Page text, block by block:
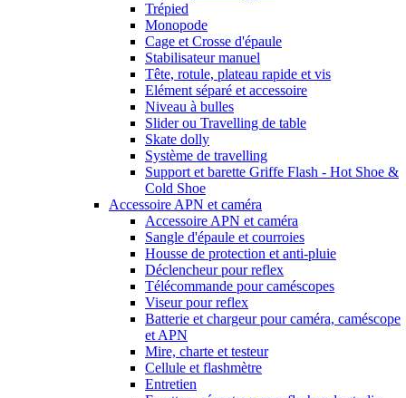
Trépied
Monopode
Cage et Crosse d'épaule
Stabilisateur manuel
Tête, rotule, plateau rapide et vis
Elément séparé et accessoire
Niveau à bulles
Slider ou Travelling de table
Skate dolly
Système de travelling
Support et barette Griffe Flash - Hot Shoe &
Cold Shoe
Accessoire APN et caméra
Accessoire APN et caméra
Sangle d'épaule et courroies
Housse de protection et anti-pluie
Déclencheur pour reflex
Télécommande pour caméscopes
Viseur pour reflex
Batterie et chargeur pour caméra, caméscope
et APN
Mire, charte et testeur
Cellule et flashmètre
Entretien